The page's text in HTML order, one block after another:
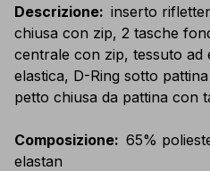
Descrizione: inserto
chiusa con zip, 2 tasche
centrale con zip, tessuto ad
elastica, D-Ring sotto
petto chiusa da pattina con
Composizione: 65%
elastan